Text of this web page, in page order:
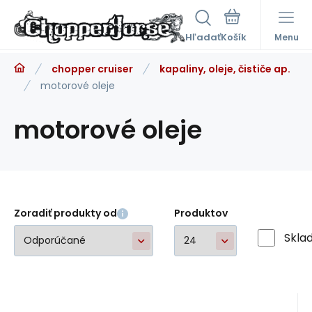
Hľadať Menu
chopper cruiser
kapaliny, oleje, čističe ap.
motorové oleje
motorové oleje
Zoradiť produkty od Produktov